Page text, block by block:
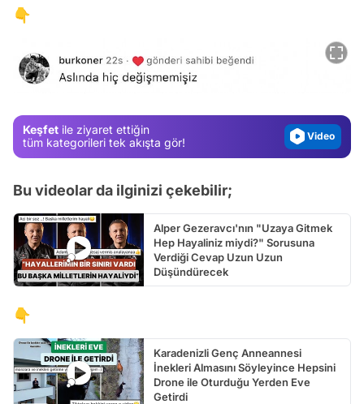
👇
Keşfet ile ziyaret ettiğin
tüm kategorileri tek akışta gör!
Gündem
Test
Bu videolar da ilginizi çekebilir;
Alper Gezeravcı'nın "Uzaya Gitmek
Hep Hayaliniz miydi?" Sorusuna
Verdiği Cevap Uzun Uzun
Düşündürecek
👇
Karadenizli Genç Anneannesi
İnekleri Almasını Söyleyince Hepsini
Drone ile Oturduğu Yerden Eve
Getirdi